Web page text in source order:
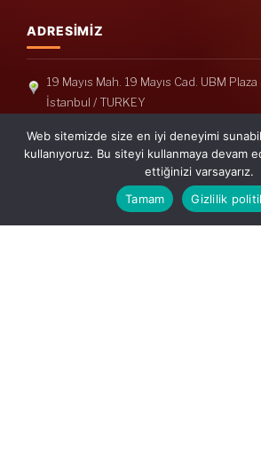
ADRESIMIZ
19 Mayıs Mah. 19 Mayıs Cad. UBM
İstanbul / TURKEY
Telefon: +90(212) 240 33 39
Telefon: +90(212) 248 19 36
info@erisymm.com
Web sitemizde size en iyi deneyimi
kullanıyoruz. Bu siteyi kullanmaya devam
ettiğinizi varsayarız.
Tamam
Gizlilik